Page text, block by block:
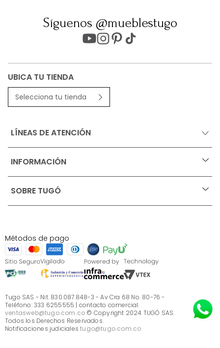
Síguenos @mueblestugo
UBICA TU TIENDA
Selecciona tu tienda
LÍNEAS DE ATENCIÓN
INFORMACIÓN +
Ofertas vigentes
Términos, condiciones y restricciones para productos
S.A.S
Términos, condiciones y restricciones Tugó S.A.S
Instructivo cuidado de muebles
Sé parte de Tugó
¿Quiénes somos?
Servicio al cliente
SOBRE TUGÓ +
¿Quieres vender en Tugó?
Métodos de pago
Tugo SAS - Nit. 830.087.848-3 - Av Cra 68 No. 80-76 -
Teléfono: 333 6255555 | contacto comercial:
ventasweb@tugo.com.co © Copyright 2024 TUGÓ SAS.
Todos los Derechos Reservados.
Notificaciones judicialestugo@tugo.com.co